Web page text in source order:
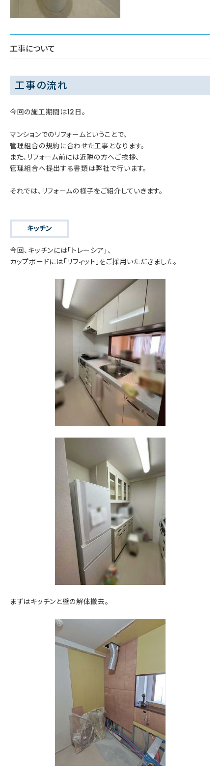
工事について
工事の流れ
今回の施工期間は12日。
マンションでのリフォームということで、
管理組合の規約に合わせた工事となります。
また、リフォーム前には近隣の方へご挨拶、
管理組合へ提出する書類は弊社で行います。
それでは、リフォームの様子をご紹介していきます。
キッチン
今回、キッチンには「トレーシア」、
カップボードには「リフィット」をご採用いただきました。
まずはキッチンと壁の解体撤去。